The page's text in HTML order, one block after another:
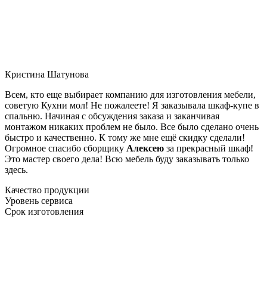
Кристина Шатунова
Всем, кто еще выбирает компанию для изготовления мебели,
советую Кухни мол! Не пожалеете! Я заказывала шкаф-купе в
спальню. Начиная с обсуждения заказа и заканчивая
монтажом никаких проблем не было. Все было сделано очень
быстро и качественно. К тому же мне ещё скидку сделали!
Огромное спасибо сборщику Алексею за прекрасный шкаф!
Это мастер своего дела! Всю мебель буду заказывать только
здесь.
Качество продукции
Уровень сервиса
Срок изготовления